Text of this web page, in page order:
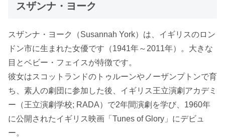
スザンナ・ヨーク
スザンナ・ヨーク（Susannah York）は、イギリスのロン
ドン市に生まれた女優です（1941年～2011年）。大きな
目とベビー・フェイスが特徴です。
彼女はスコットランドのトゥルーンやノーザンプトンで育
ち、素人の劇団に参加した後、イギリス王立演劇アカデミ
ー（王立演劇学校; RADA）で2年間演劇を学び、1960年
に公開されたイギリス映画「Tunes of Glory」にデビュ
ー。